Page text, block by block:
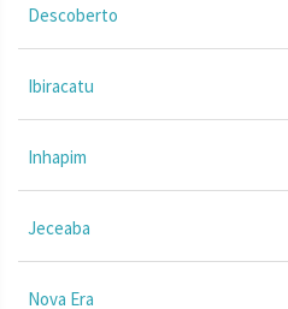
Descoberto
Ibiracatu
Inhapim
Jeceaba
Nova Era